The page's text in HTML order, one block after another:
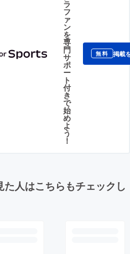
ラ
フ
ァ
ン
を
専
門
サ
ポ
ー
ト
付
き
で
始
め
よ
う
！
無料 掲載
人はこちらもチェックし